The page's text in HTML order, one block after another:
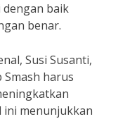
baik
benar.
Susi Susanti,
Smash harus
ini menunjukkan